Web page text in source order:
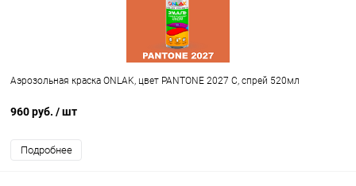
Аэрозольная краска ONLAK, цвет PANTONE 2027 C, спрей 520мл
960 руб. / шт
Подробнее